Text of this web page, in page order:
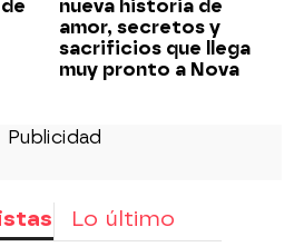
nueva historia de
amor, secretos y
sacrificios que llega
muy pronto a Nova
Lo último